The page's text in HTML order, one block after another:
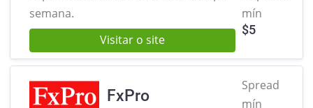
semana.
Visitar o site
mín
$5
FxPro
Spread
mín